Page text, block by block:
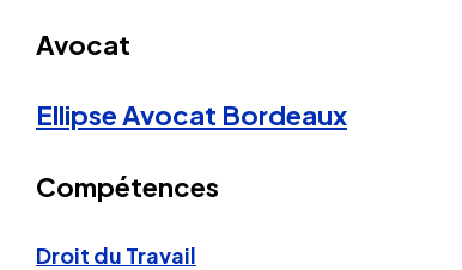
Avocat
Ellipse Avocat Bordeaux
Compétences
Droit du Travail